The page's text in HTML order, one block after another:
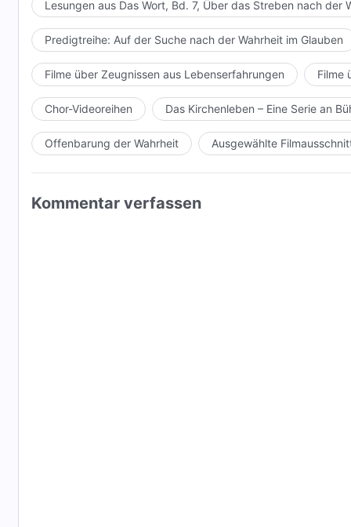
Lesungen aus Das Wort, Bd. 7, Über das Streben nach der
Predigtreihe: Auf der Suche nach der Wahrheit im Glauben
Filme über Zeugnissen aus Lebenserfahrungen Filme
Chor-Videoreihen Das Kirchenleben – Eine Serie an
Offenbarung der Wahrheit Ausgewählte
Kommentar verfassen